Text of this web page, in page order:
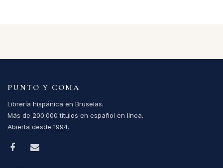
PUNTO Y COMA
Librería hispánica en Bruselas.
Más de 200.000 títulos en español en línea.
Abierta desde 1994.